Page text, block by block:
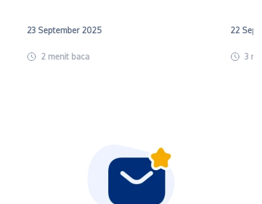
23 September 2025
2 menit baca
22
3